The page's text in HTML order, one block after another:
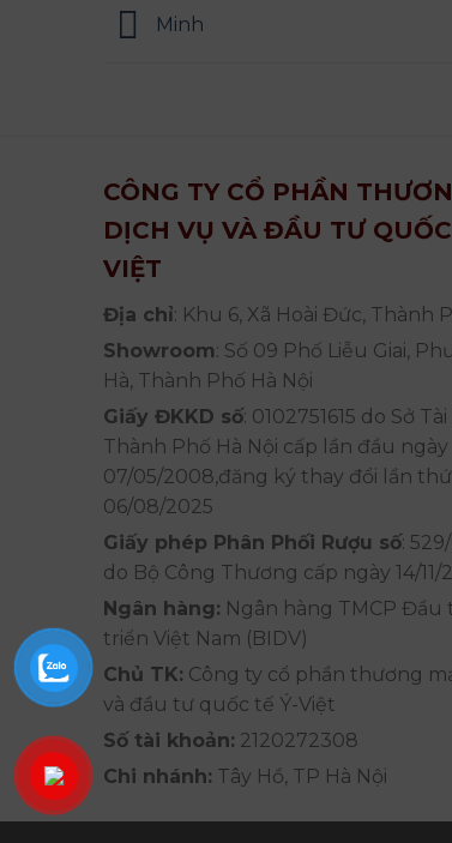
Minh
CÔNG TY CỔ PHẦN
DỊCH VỤ VÀ ĐẦU TƯ
VIỆT
Địa chỉ: Khu 6, Xã Hoài Đức, Thành
Showroom: Số 09 Phố Liễu Giai,
Hà, Thành Phố Hà Nội
Giấy ĐKKD số: 0102751615 do Sở
Thành Phố Hà Nội cấp lần đầu ngày
07/05/2008,đăng ký thay đổi lần thứ
06/08/2025
Giấy phép Phân Phối Rượu số:
do Bộ Công Thương cấp ngày 14/11/
Ngân hàng: Ngân hàng TMCP Đầu
triển Việt Nam (BIDV)
Chủ TK: Công ty cổ phần thương
và đầu tư quốc tế Ý-Việt
Số tài khoản: 2120272308
Chi nhánh: Tây Hồ, TP Hà Nội